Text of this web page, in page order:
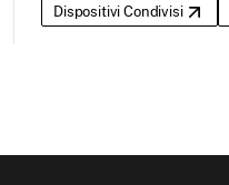
Dispositivi Condivisi